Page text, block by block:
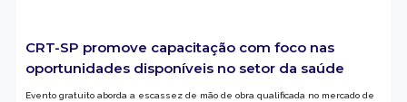
CRT-SP promove capacitação com foco nas
oportunidades disponíveis no setor da saúde
Evento gratuito aborda a escassez de mão de obra qualificada no mercado de